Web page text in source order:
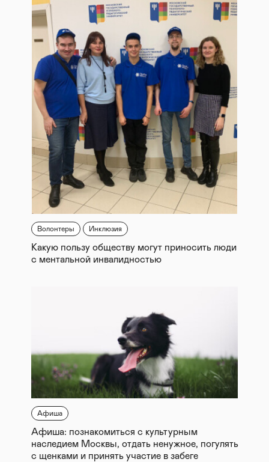
Волонтеры Инклюзия
Какую пользу обществу могут приносить люди
с ментальной инвалидностью
Афиша
Афиша: познакомиться с культурным
наследием Москвы, отдать ненужное, погулять
с щенками и принять участие в забеге